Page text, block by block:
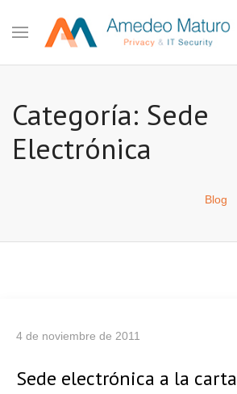
Categoría: Sede
Electrónica
Blog
4 de noviembre de 2011
Sede electrónica a la carta